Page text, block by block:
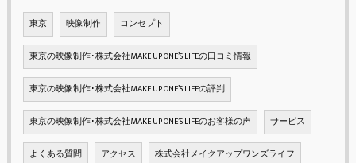
東京 映像制作 コンセプト
東京の映像制作･株式会社MAKE UP ONE’S LIFEの口コミ情報
東京の映像制作･株式会社MAKE UP ONE’S LIFEの評判
東京の映像制作･株式会社MAKE UP ONE’S LIFEのお客様の声 サービス
よくある質問 アクセス 株式会社メイクアップワンズライフ